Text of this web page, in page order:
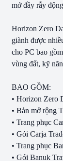
mở đầy rẫy
Horizon Zero
giành được
cho PC bao
vùng đất, kỹ
BAO GỒM:
• Horizon Zero
• Bản mở rộng
• Trang phục
• Gói Carja
• Trang phục
• Gói Banuk